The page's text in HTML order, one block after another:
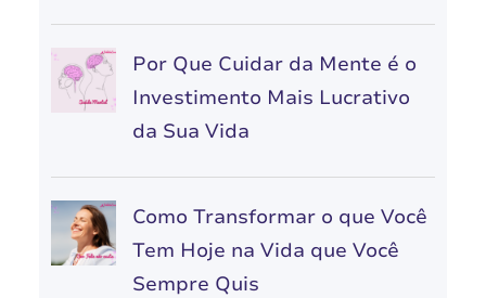
Por Que Cuidar da Mente é o
Investimento Mais Lucrativo
da Sua Vida
Como Transformar o que Você
Tem Hoje na Vida que Você
Sempre Quis